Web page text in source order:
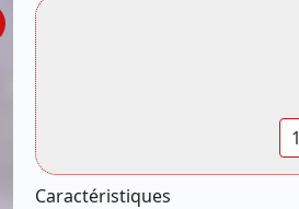
Caractéristiques